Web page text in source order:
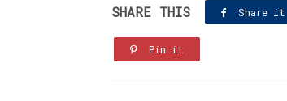
SHARE THIS Share it
Pin it